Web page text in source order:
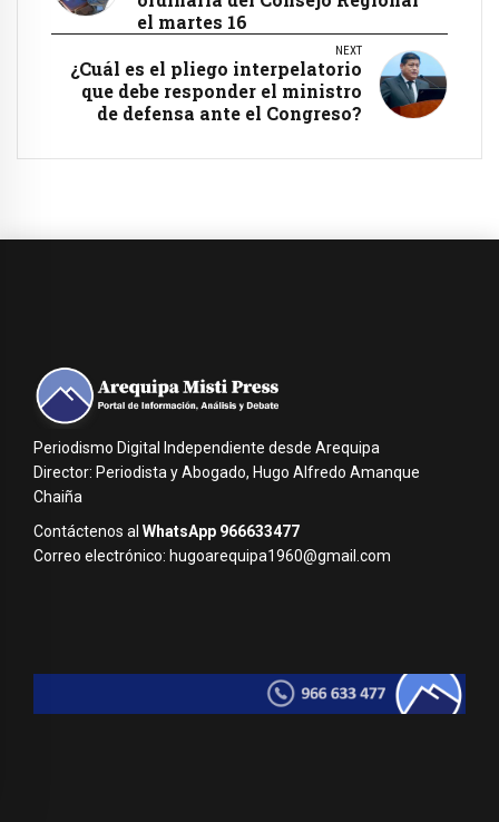
el martes 16
NEXT
¿Cuál es el pliego interpelatorio
que debe responder el ministro
de defensa ante el Congreso?
Periodismo Digital Independiente desde Arequipa
Director: Periodista y Abogado, Hugo Alfredo Amanque
Chaiña
Contáctenos al WhatsApp 966633477
Correo electrónico: hugoarequipa1960@gmail.com